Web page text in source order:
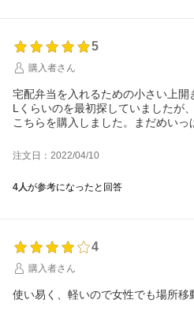
＊
ありがとうございました。
5
購入者さん
宅配弁当を入れるための小さい上
Lくらいのを最初探していましたが
こちらを購入しました。まだめいっ
安いし男性一人でも移動できるサ
注文日：2022/04/10
4人が参考になったと回答
4
購入者さん
使い易く、軽いので女性でも場所移